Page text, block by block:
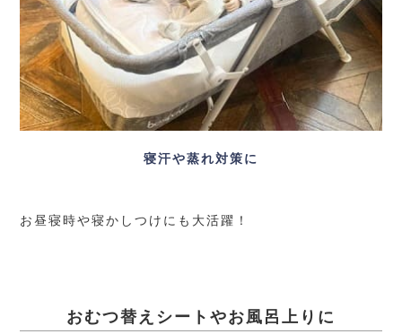
寝汗や蒸れ対策に
お昼寝時や寝かしつけにも大活躍！
おむつ替えシートやお風呂上りに